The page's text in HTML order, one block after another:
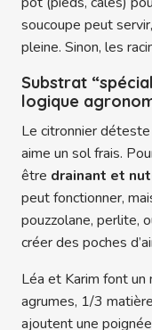
soucoupe peut
pleine. Sinon, les
Substrat
logique
Le citronnier déteste
aime un sol frais.
être drainant et
peut fonctionner,
pouzzolane, perlite,
créer des poches
Léa et Karim font
agrumes, 1/3
ajoutent une